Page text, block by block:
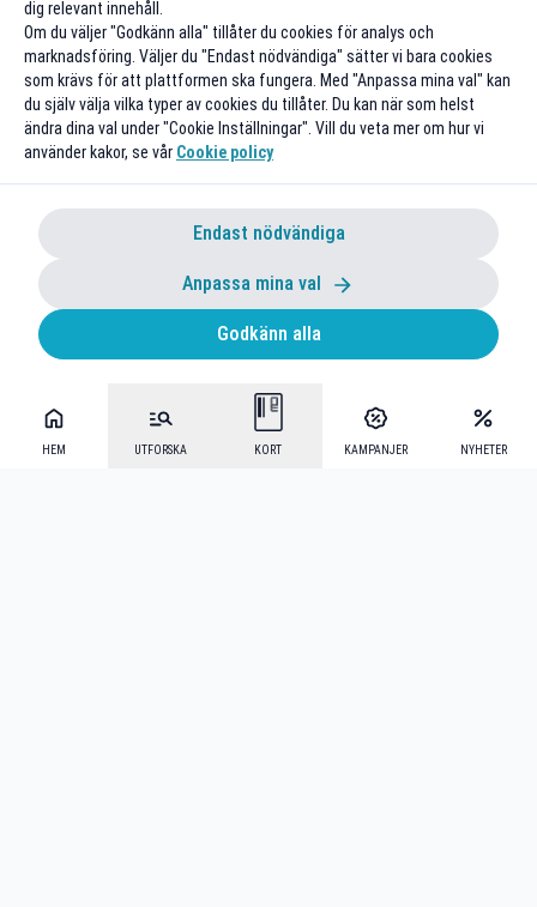
HEM UTFORSKA KORT KAMPANJER NYHETER
dig relevant innehåll.
Om du väljer "Godkänn alla" tillåter du cookies för analys och
marknadsföring. Väljer du "Endast nödvändiga" sätter vi bara cookies
som krävs för att plattformen ska fungera. Med "Anpassa mina val" kan
du själv välja vilka typer av cookies du tillåter. Du kan när som helst
ändra dina val under "Cookie Inställningar". Vill du veta mer om hur vi
använder kakor, se vår Cookie policy
Endast nödvändiga
Anpassa mina val
Godkänn alla